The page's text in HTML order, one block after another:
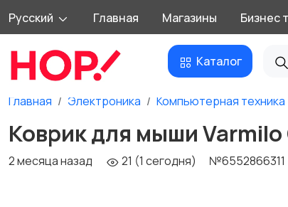
Русский Главная Магазины Бизнес
Каталог
Главная Электроника Компьютерная техника
Коврик для мыши
2 месяца назад 21 (1 сегодня) №6552866311